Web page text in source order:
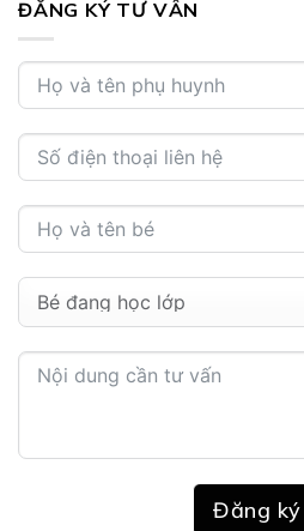
ĐĂNG KÝ TƯ VẤN
Đăng ký